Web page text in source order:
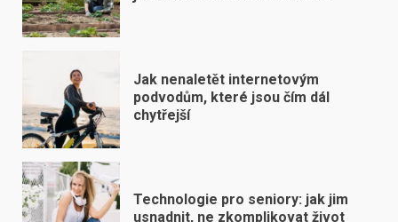
Jak nenaletět internetovým
podvodům, které jsou čím dál
chytřejší
Technologie pro seniory: jak jim
usnadnit, ne zkomplikovat život